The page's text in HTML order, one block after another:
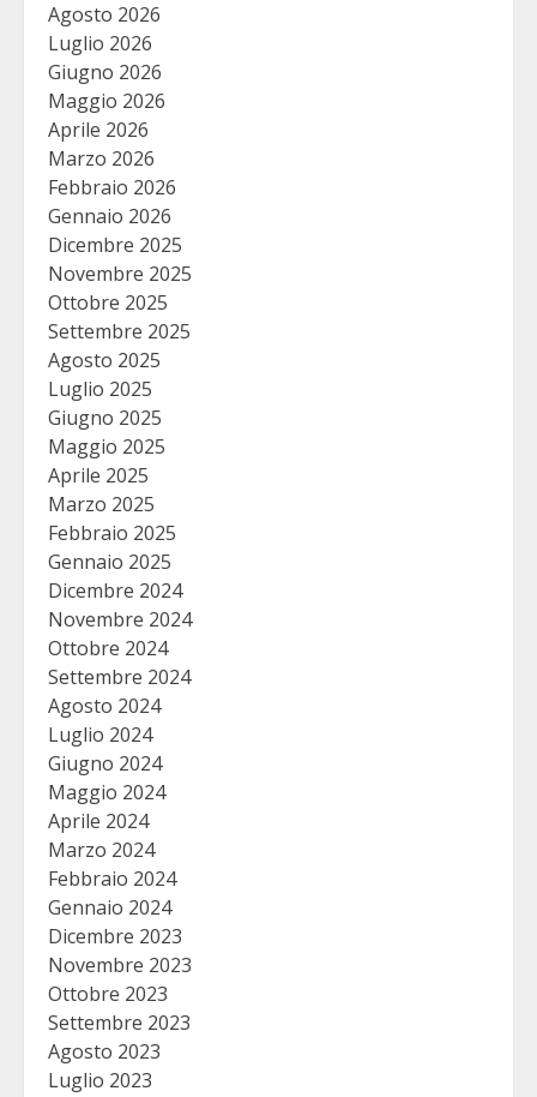
Agosto 2026
Luglio 2026
Giugno 2026
Maggio 2026
Aprile 2026
Marzo 2026
Febbraio 2026
Gennaio 2026
Dicembre 2025
Novembre 2025
Ottobre 2025
Settembre 2025
Agosto 2025
Luglio 2025
Giugno 2025
Maggio 2025
Aprile 2025
Marzo 2025
Febbraio 2025
Gennaio 2025
Dicembre 2024
Novembre 2024
Ottobre 2024
Settembre 2024
Agosto 2024
Luglio 2024
Giugno 2024
Maggio 2024
Aprile 2024
Marzo 2024
Febbraio 2024
Gennaio 2024
Dicembre 2023
Novembre 2023
Ottobre 2023
Settembre 2023
Agosto 2023
Luglio 2023